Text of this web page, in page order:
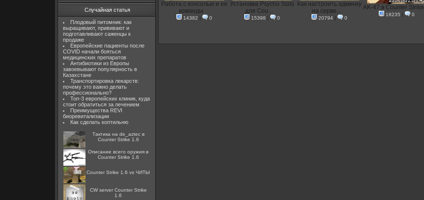
Случайная статья
Плодовый питомник: как
выращивают, прививают и
подготавливают саженцы к
продаже
Европейские пациенты после
COVID начали бояться
медицинских препаратов
Антибиотики из Европы
завоевывают популярность в
Казахстане
Транспортировка лекарств:
почему это важно делать
профессионально?
Топ-3 европейских клиник, куда
стоит обратиться за лечением
Преимущества REVI
биоревитализации
Как сделать коптильню
Тактика на de_aztec в
Counter Strike 1.6
Описание всего оружия в
Counter Strike 1.6
Counter Strike 1.6 vs ЧИТЫ
CW server Counter Strike
1.6
Работа с консолью и ее
команды
14382 | 0
Установка Psycho Stats
для Cou...
15398 | 0
Как настроить админку
на серве...
20794 | 0
AK-47 в Counter Strike
18235 | 0